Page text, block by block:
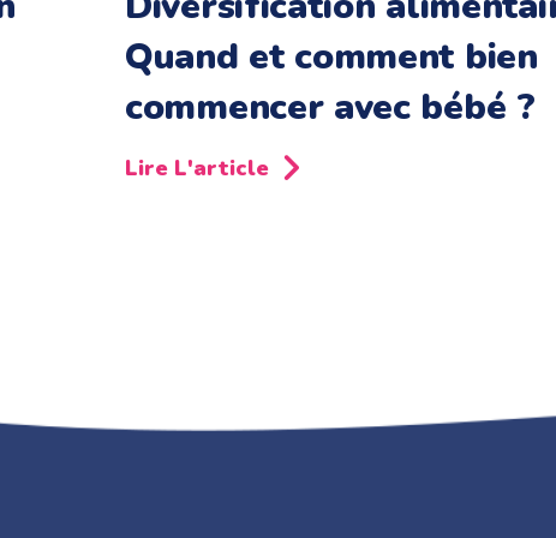
Quand et comment bien
commencer avec bébé ?
Lire L'article